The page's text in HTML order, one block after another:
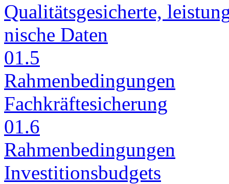
Qua­li­täts­ge­si­cher­te,
ni­sche Da­ten
01.5
Rah­men­be­din­gun­gen
Fach­kräf­te­si­che­rung
01.6
Rah­men­be­din­gun­gen
In­ves­ti­ti­ons­bud­gets